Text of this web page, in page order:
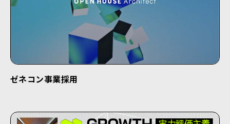
ゼネコン事業採用